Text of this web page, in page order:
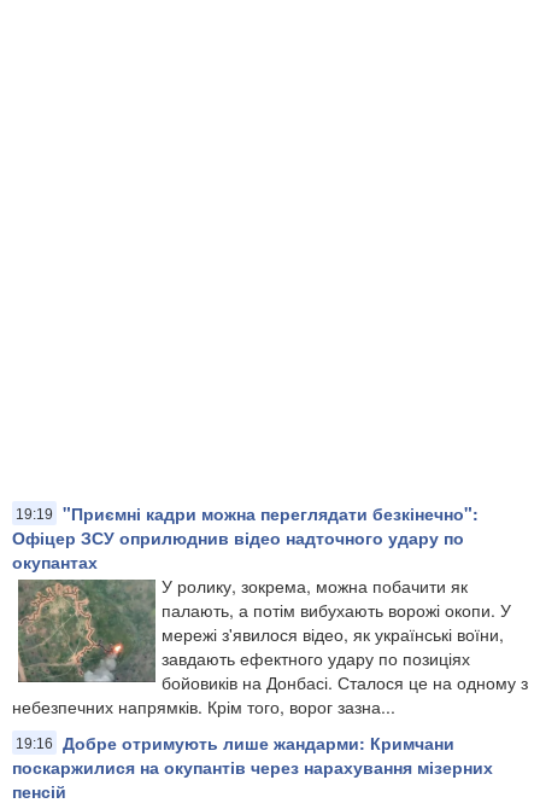
19:19
"Приємні кадри можна переглядати безкінечно":
Офіцер ЗСУ оприлюднив відео надточного удару по
окупантах
У ролику, зокрема, можна побачити як
палають, а потім вибухають ворожі окопи. У
мережі з'явилося відео, як українські воїни,
завдають ефектного удару по позиціях
бойовиків на Донбасі. Сталося це на одному з
небезпечних напрямків. Крім того, ворог зазна...
19:16
Добре отримують лише жандарми: Кримчани
поскаржилися на окупантів через нарахування мізерних
пенсій